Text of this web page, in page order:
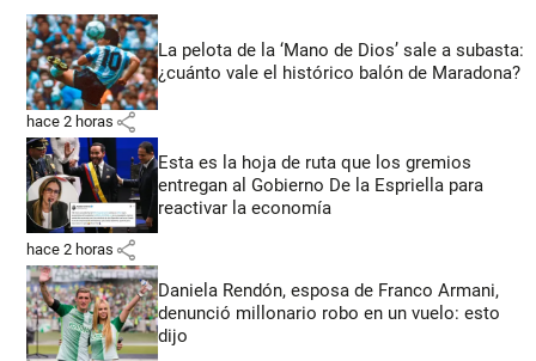
La pelota de la ‘Mano de Dios’ sale a subasta:
¿cuánto vale el histórico balón de Maradona?
hace 2 horas share
Esta es la hoja de ruta que los gremios
entregan al Gobierno De la Espriella para
reactivar la economía
hace 2 horas share
Daniela Rendón, esposa de Franco Armani,
denunció millonario robo en un vuelo: esto
dijo